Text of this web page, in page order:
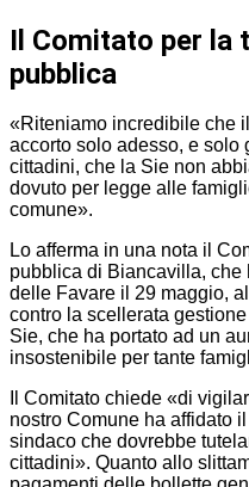
Il Comitato per la
pubblica
«Riteniamo incredibile che
accorto solo adesso, e
cittadini, che la Sie non
dovuto per legge alle
comune».
Lo afferma in una nota il
pubblica di Biancavilla, che
delle Favare il 29 maggio,
contro la scellerata
Sie, che ha portato ad un
insostenibile per tante
Il Comitato chiede «di
nostro Comune ha affidato
sindaco che dovrebbe
cittadini». Quanto allo